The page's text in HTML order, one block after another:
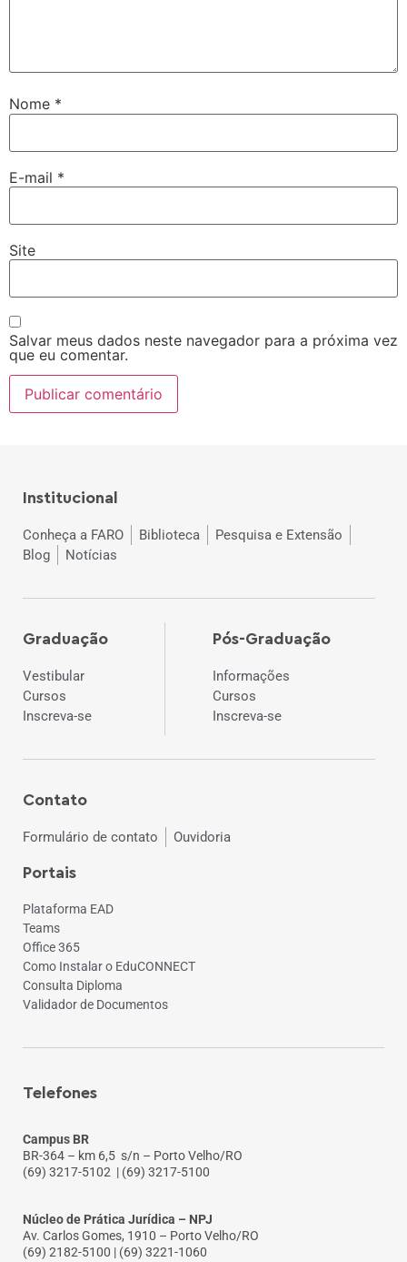
Nome *
E-mail *
Site
Salvar meus dados neste navegador para a próxima vez
que eu comentar.
Institucional
Conheça a FARO Biblioteca
Pesquisa e Extensão
Blog
Notícias
Graduação
Vestibular
Cursos
Inscreva-se
Pós-Graduação
Informações
Cursos
Inscreva-se
Contato
Formulário de contato Ouvidoria
Portais
Plataforma EAD
Teams
Office 365
Como Instalar o EduCONNECT
Consulta Diploma
Validador de Documentos
Telefones
Campus BR
BR-364 – km 6,5 s/n – Porto Velho/RO
(69) 3217-5102 | (69) 3217-5100
Núcleo de Prática Jurídica – NPJ
Av. Carlos Gomes, 1910 – Porto Velho/RO
(69) 2182-5100 | (69) 3221-1060